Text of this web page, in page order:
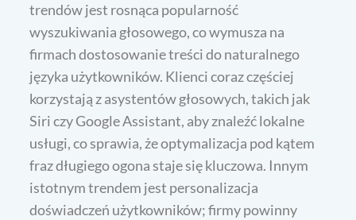
trendów jest rosnąca popularność
wyszukiwania głosowego, co wymusza na
firmach dostosowanie treści do naturalnego
języka użytkowników. Klienci coraz częściej
korzystają z asystentów głosowych, takich jak
Siri czy Google Assistant, aby znaleźć lokalne
usługi, co sprawia, że optymalizacja pod kątem
fraz długiego ogona staje się kluczowa. Innym
istotnym trendem jest personalizacja
doświadczeń użytkowników; firmy powinny